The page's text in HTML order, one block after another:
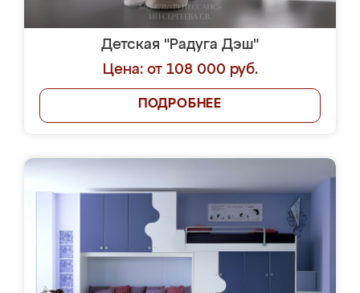
Детская "Радуга Дэш"
Цена: от 108 000 руб.
ПОДРОБНЕЕ